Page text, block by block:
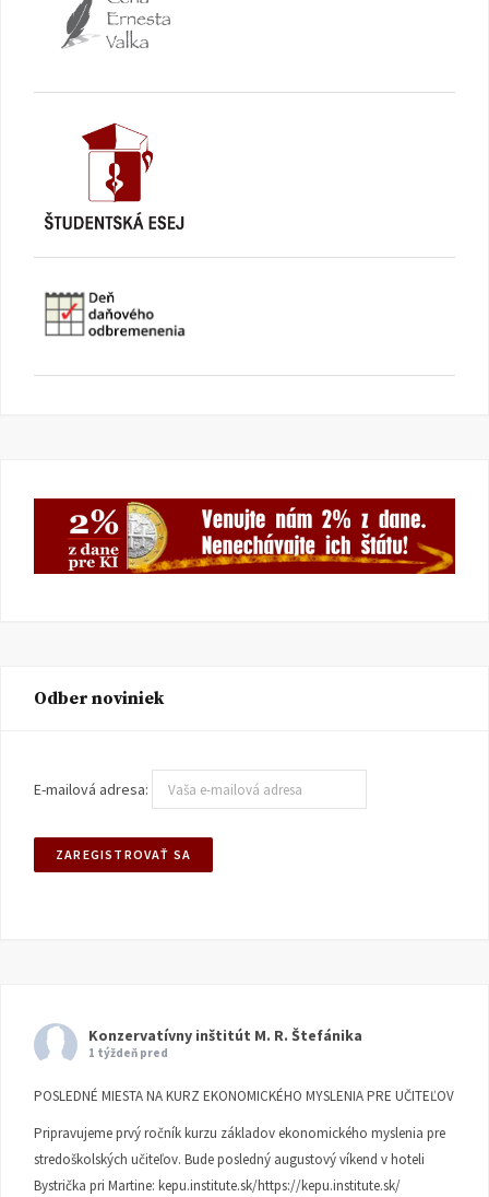
Odber noviniek
E-mailová adresa:
Konzervatívny inštitút M. R. Štefánika
1 týždeň pred
POSLEDNÉ MIESTA NA KURZ EKONOMICKÉHO MYSLENIA PRE UČITEĽOV
Pripravujeme prvý ročník kurzu základov ekonomického myslenia pre
stredoškolských učiteľov. Bude posledný augustový víkend v hoteli
Bystrička pri Martine: kepu.institute.sk/https://kepu.institute.sk/